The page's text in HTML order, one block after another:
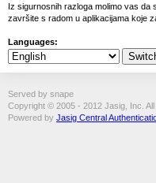
Iz sigurnosnih razloga molimo vas da
završite s radom u aplikacijama koje
Languages:
Served by snape
Copyright © 2005 - 2012 Jasig, Inc.
Powered by Jasig Central